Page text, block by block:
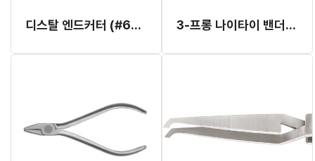
디스탈 엔드커터 (#678-102) 3-프롱 나이타이 밴더 (#678-322) (Hu-Friedy)